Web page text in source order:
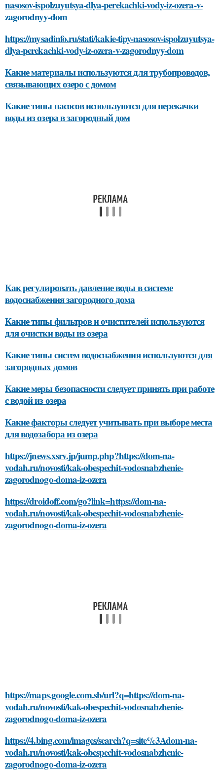
nasosov-ispolzuyutsya-dlya-perekachki-vody-iz-ozera-v-
zagorodnyy-dom
https://mysadinfo.ru/stati/kakie-tipy-nasosov-ispolzuyutsya-
dlya-perekachki-vody-iz-ozera-v-zagorodnyy-dom
Какие материалы используются для трубопроводов,
связывающих озеро с домом
Какие типы насосов используются для перекачки
воды из озера в загородный дом
Как регулировать давление воды в системе
водоснабжения загородного дома
Какие типы фильтров и очистителей используются
для очистки воды из озера
Какие типы систем водоснабжения используются для
загородных домов
Какие меры безопасности следует принять при работе
с водой из озера
Какие факторы следует учитывать при выборе места
для водозабора из озера
https://jnews.xsrv.jp/jump.php?https://dom-na-
vodah.ru/novosti/kak-obespechit-vodosnabzhenie-
zagorodnogo-doma-iz-ozera
https://droidoff.com/go?link=https://dom-na-
vodah.ru/novosti/kak-obespechit-vodosnabzhenie-
zagorodnogo-doma-iz-ozera
https://maps.google.com.sb/url?q=https://dom-na-
vodah.ru/novosti/kak-obespechit-vodosnabzhenie-
zagorodnogo-doma-iz-ozera
https://4.bing.com/images/search?q=site%3Adom-na-
vodah.ru/novosti/kak-obespechit-vodosnabzhenie-
zagorodnogo-doma-iz-ozera